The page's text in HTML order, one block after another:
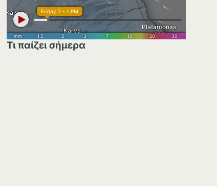
Τι παίζει σήμερα